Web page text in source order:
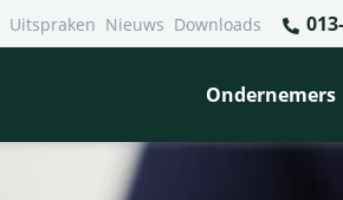
Uitspraken Nieuws Downloads
Ondernemers